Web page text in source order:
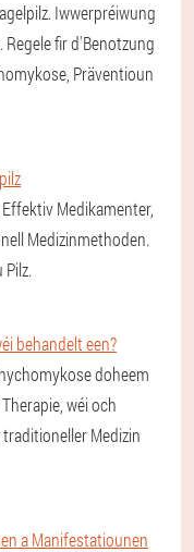
Iwwerpréiwung
fir d'Benotzung
Präventioun
Medikamenter,
Medizinmethoden.
behandelt een?
doheem
wéi och
Medizin
a Manifestatiounen